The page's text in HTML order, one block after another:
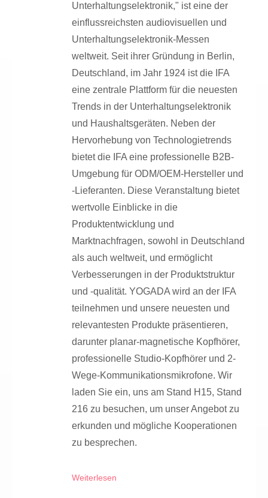
Unterhaltungselektronik," ist eine der
einflussreichsten audiovisuellen und
Unterhaltungselektronik-Messen
weltweit. Seit ihrer Gründung in Berlin,
Deutschland, im Jahr 1924 ist die IFA
eine zentrale Plattform für die neuesten
Trends in der Unterhaltungselektronik
und Haushaltsgeräten. Neben der
Hervorhebung von Technologietrends
bietet die IFA eine professionelle B2B-
Umgebung für ODM/OEM-Hersteller und
-Lieferanten. Diese Veranstaltung bietet
wertvolle Einblicke in die
Produktentwicklung und
Marktnachfragen, sowohl in Deutschland
als auch weltweit, und ermöglicht
Verbesserungen in der Produktstruktur
und -qualität. YOGADA wird an der IFA
teilnehmen und unsere neuesten und
relevantesten Produkte präsentieren,
darunter planar-magnetische Kopfhörer,
professionelle Studio-Kopfhörer und 2-
Wege-Kommunikationsmikrofone. Wir
laden Sie ein, uns am Stand H15, Stand
216 zu besuchen, um unser Angebot zu
erkunden und mögliche Kooperationen
zu besprechen.
Weiterlesen